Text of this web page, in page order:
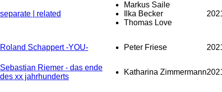
separate | related
Markus Saile
Ilka Becker
Thomas Love
Roland Schappert -YOU- Peter Friese
Sebastian Riemer - das ende
des xx jahrhunderts
Katharina Zimmermann